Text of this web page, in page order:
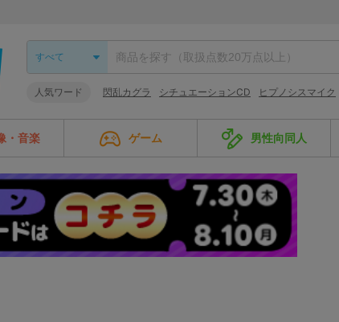
人気ワード 閃乱カグラ シチュエーションCD ヒプノシスマイク
・音楽 ゲーム 男性向同人